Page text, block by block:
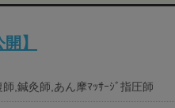
】
,鍼灸師,あん摩ﾏｯｻｰｼﾞ指圧師